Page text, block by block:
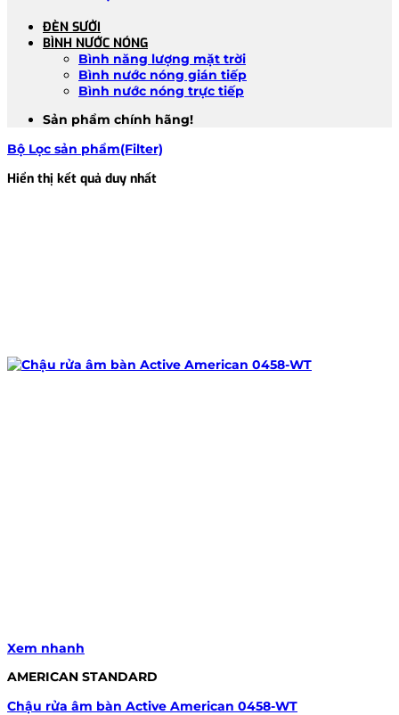
ĐÈN SƯỞI
BÌNH NƯỚC NÓNG
Bình năng lượng mặt trời
Bình nước nóng gián tiếp
Bình nước nóng trực tiếp
Sản phẩm chính hãng!
Bộ Lọc sản phẩm(Filter)
Hiển thị kết quả duy nhất
Xem nhanh
AMERICAN STANDARD
Chậu rửa âm bàn Active American 0458-WT